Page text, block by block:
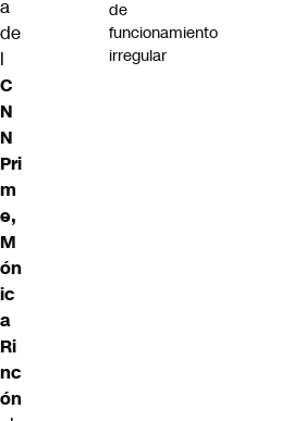
a
de
l
C
N
N
Pri
m
e,
M
ón
ic
a
Ri
nc
ón
de
funcionamiento
irregular